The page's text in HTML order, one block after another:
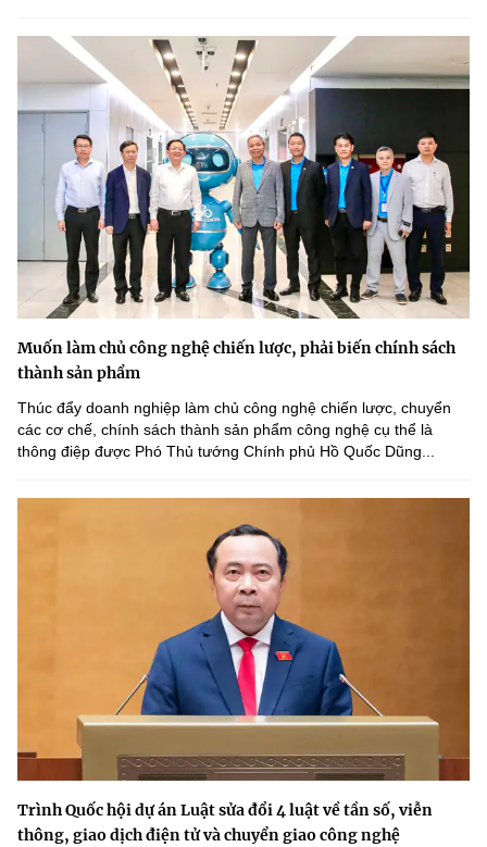
Muốn làm chủ công nghệ chiến lược, phải biến chính sách
thành sản phẩm
Thúc đẩy doanh nghiệp làm chủ công nghệ chiến lược, chuyển
các cơ chế, chính sách thành sản phẩm công nghệ cụ thể là
thông điệp được Phó Thủ tướng Chính phủ Hồ Quốc Dũng...
Trình Quốc hội dự án Luật sửa đổi 4 luật về tần số, viễn
thông, giao dịch điện tử và chuyển giao công nghệ